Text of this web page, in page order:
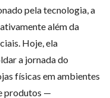
pela tecnologia, a
além da
Hoje, ela
a jornada do
físicas em ambientes
produtos —